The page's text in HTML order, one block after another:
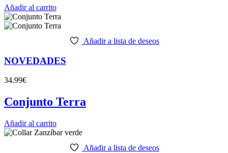
Añadir al carrito
Añadir a lista de deseos
NOVEDADES
34.99€
Conjunto Terra
Añadir al carrito
Añadir a lista de deseos